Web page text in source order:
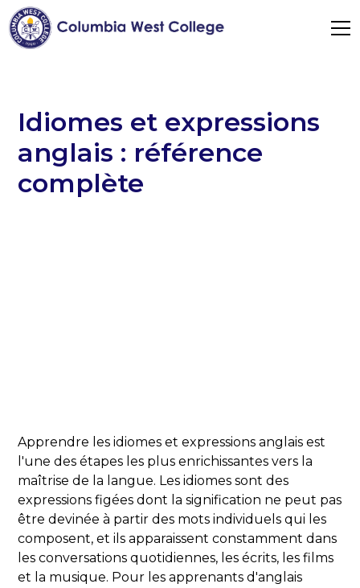
Idiomes et expressions
anglais : référence
complète
Apprendre les idiomes et expressions anglais est
l'une des étapes les plus enrichissantes vers la
maîtrise de la langue. Les idiomes sont des
expressions figées dont la signification ne peut pas
être devinée à partir des mots individuels qui les
composent, et ils apparaissent constamment dans
les conversations quotidiennes, les écrits, les films
et la musique. Pour les apprenants d'anglais